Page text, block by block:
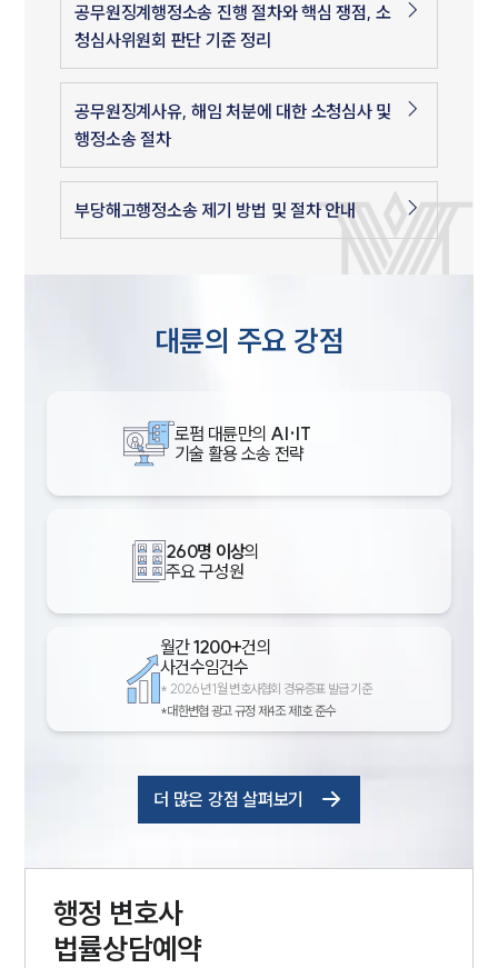
공무원징계행정소송 진행 절차와 핵심 쟁점, 소
청심사위원회 판단 기준 정리
공무원징계사유, 해임 처분에 대한 소청심사 및
행정소송 절차
부당해고행정소송 제기 방법 및 절차 안내
대륜의 주요 강점
로펌 대륜만의 AI·IT
기술 활용 소송 전략
260명 이상의
주요 구성원
월간1200+건의
사건수임건수
* 2026년 1월 변호사협회 경유증표 발급 기준
*대한변협 광고 규정 제4조 제1호 준수
더 많은 강점 살펴보기
행정 변호사
법률상담예약